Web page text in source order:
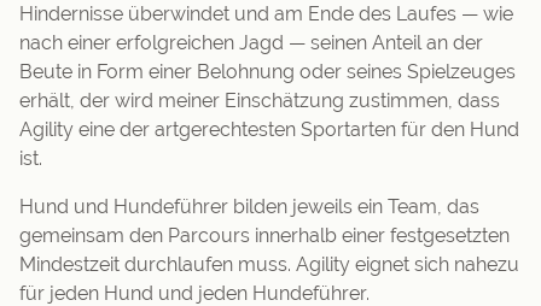
Hindernisse überwindet und am Ende des Laufes — wie
nach einer erfolgreichen Jagd — seinen Anteil an der
Beute in Form einer Belohnung oder seines Spielzeuges
erhält, der wird meiner Einschätzung zustimmen, dass
Agility eine der artgerechtesten Sportarten für den Hund
ist.
Hund und Hundeführer bilden jeweils ein Team, das
gemeinsam den Parcours innerhalb einer festgesetzten
Mindestzeit durchlaufen muss. Agility eignet sich nahezu
für jeden Hund und jeden Hundeführer.